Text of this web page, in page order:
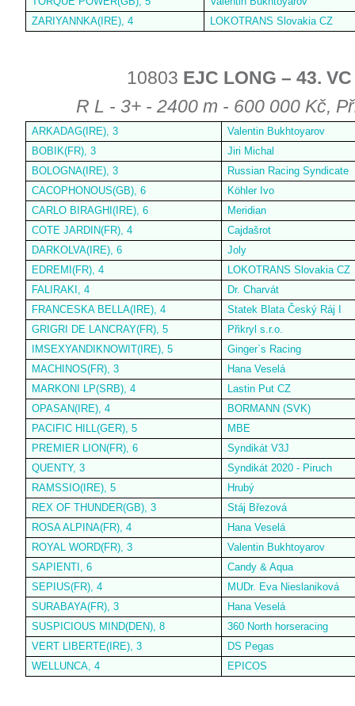
ZARIYANNKA(IRE), 4
LOKOTRANS Slovakia CZ
10803 EJC LONG – 43.
R L - 3+ - 2400 m - 600 000 Kč,
ARKADAG(IRE), 3
Valentin Bukhtoyarov
BOBIK(FR), 3
Jiri Michal
BOLOGNA(IRE), 3
Russian Racing Syndicate
CACOPHONOUS(GB), 6
Köhler Ivo
CARLO BIRAGHI(IRE), 6
Meridian
COTE JARDIN(FR), 4
Cajdašrot
DARKOLVA(IRE), 6
Joly
EDREMI(FR), 4
LOKOTRANS Slovakia CZ
FALIRAKI, 4
Dr. Charvát
FRANCESKA BELLA(IRE), 4
Statek Blata Český Ráj I
GRIGRI DE LANCRAY(FR), 5
Přikryl s.r.o.
IMSEXYANDIKNOWIT(IRE), 5
Ginger`s Racing
MACHINOS(FR), 3
Hana Veselá
MARKONI LP(SRB), 4
Lastin Put CZ
OPASAN(IRE), 4
BORMANN (SVK)
PACIFIC HILL(GER), 5
MBE
PREMIER LION(FR), 6
Syndikát V3J
QUENTY, 3
Syndikát 2020 - Piruch
RAMSSIO(IRE), 5
Hrubý
REX OF THUNDER(GB), 3
Stáj Březová
ROSA ALPINA(FR), 4
Hana Veselá
ROYAL WORD(FR), 3
Valentin Bukhtoyarov
SAPIENTI, 6
Candy & Aqua
SEPIUS(FR), 4
MUDr. Eva Nieslaniková
SURABAYA(FR), 3
Hana Veselá
SUSPICIOUS MIND(DEN), 8
360 North horseracing
VERT LIBERTE(IRE), 3
DS Pegas
WELLUNCA, 4
EPICOS